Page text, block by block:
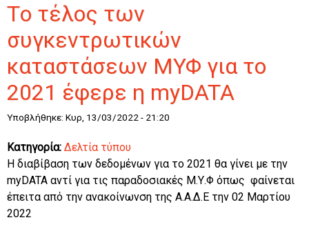
Tο τέλος των
συγκεντρωτικών
καταστάσεων ΜΥΦ για το
2021 έφερε η myDATA
Υποβλήθηκε: Κυρ, 13/03/2022 - 21:20
Κατηγορία: Δελτία τύπου
H διαβίβαση των δεδομένων για το 2021 θα γίνει με την
myDATA αντί για τις παραδοσιακές Μ.Υ.Φ όπως φαίνεται
έπειτα από την ανακοίνωνση της Α.Α.Δ.Ε την 02 Μαρτίου
2022